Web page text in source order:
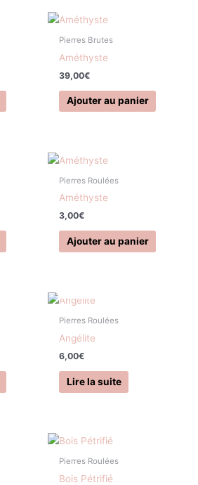
Pierres Brutes
Améthyste
39,00€
Ajouter au panier
Pierres Roulées
Améthyste
3,00€
Ajouter au panier
Pierres Roulées
Angélite
6,00€
Lire la suite
Pierres Roulées
Bois Pétrifié